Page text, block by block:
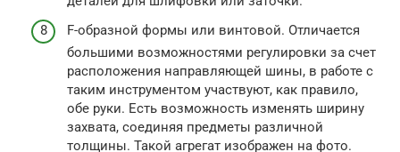
F-образной формы или винтовой. Отличается
большими возможностями регулировки за счет
расположения направляющей шины, в работе с
таким инструментом участвуют, как правило,
обе руки. Есть возможность изменять ширину
захвата, соединяя предметы различной
толщины. Такой агрегат изображен на фото.